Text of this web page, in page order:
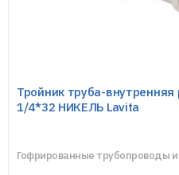
Тройник труба-
1/4*32 НИКЕЛЬ Lavita
Гофрированные трубопроводы